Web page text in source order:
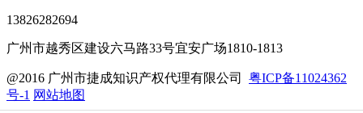
13826282694
广州市越秀区建设六马路33号宜安广场1810-1813
@2016 广州市捷成知识产权代理有限公司 粤ICP备11024362
号-1 网站地图